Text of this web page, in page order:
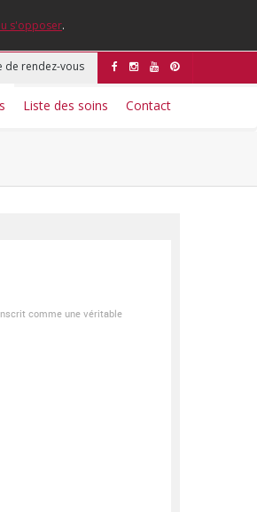
s'opposer.
de rendez-vous
Liste des soins Contact
comme une véritable